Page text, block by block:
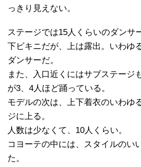
っきり見えない。
ステージでは15人くらいのダンサ
下ビキニだが、上は露出。いわゆ
ダンサーだ。
また、入口近くにはサブステージ
が3、4人ほど踊っている。
モデルの次は、上下着衣のいわゆ
ジに上る。
人数は少なくて、10人くらい。
コヨーテの中には、スタイルのい
た。